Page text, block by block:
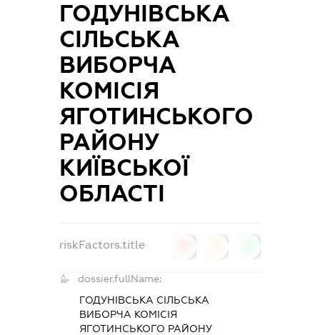
ГОДУНІВСЬКА
СІЛЬСЬКА
ВИБОРЧА
КОМІСІЯ
ЯГОТИНСЬКОГО
РАЙОНУ
КИЇВСЬКОЇ
ОБЛАСТІ
riskFactors.title
dossier.fullName:
ГОДУНІВСЬКА СІЛЬСЬКА
ВИБОРЧА КОМІСІЯ
ЯГОТИНСЬКОГО РАЙОНУ